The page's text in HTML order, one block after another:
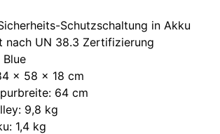
Schutzschaltung in Akku
nach UN 38.3 Zertifizierung
Blue
x 58 x 18 cm
64 cm
9,8 kg
1,4 kg